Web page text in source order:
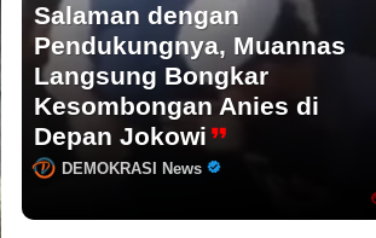
Salaman dengan
Pendukungnya, Muannas
Langsung Bongkar
Kesombongan Anies di
Depan Jokowi
DEMOKRASI News